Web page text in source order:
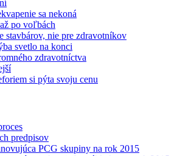
sa nekoná
po voľbách
stavbárov, nie pre zdravotníkov
svetlo na konci
zdravotníctva
si pýta svoju cenu
predpisov
PCG skupiny na rok 2015